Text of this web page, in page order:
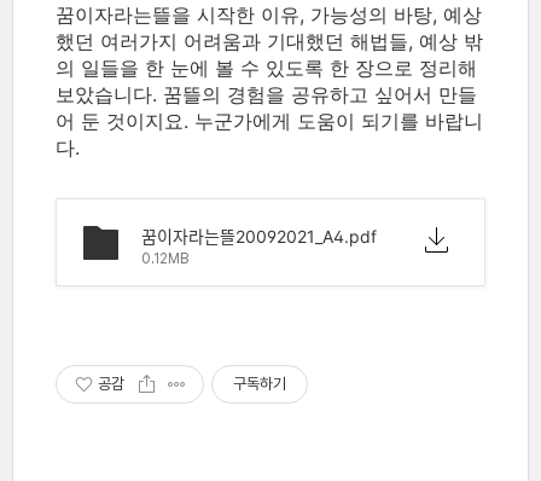
꿈이자라는뜰을 시작한 이유, 가능성의 바탕, 예상
했던 여러가지 어려움과 기대했던 해법들, 예상 밖
의 일들을 한 눈에 볼 수 있도록 한 장으로 정리해
보았습니다. 꿈뜰의 경험을 공유하고 싶어서 만들
어 둔 것이지요. 누군가에게 도움이 되기를 바랍니
다.
꿈이자라는뜰20092021_A4.pdf
0.12MB
공감 구독하기